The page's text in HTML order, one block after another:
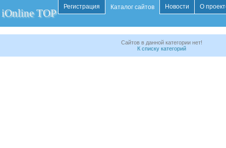
iOnline TOP
Регистрация Каталог сайтов Новости О
Сайтов в данной категории нет!
К списку категорий